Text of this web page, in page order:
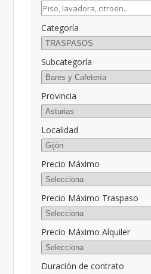
Categoría
Subcategoría
Provincia
Localidad
Precio Máximo
Precio Máximo Traspaso
Precio Máximo Alquiler
Duración de contrato